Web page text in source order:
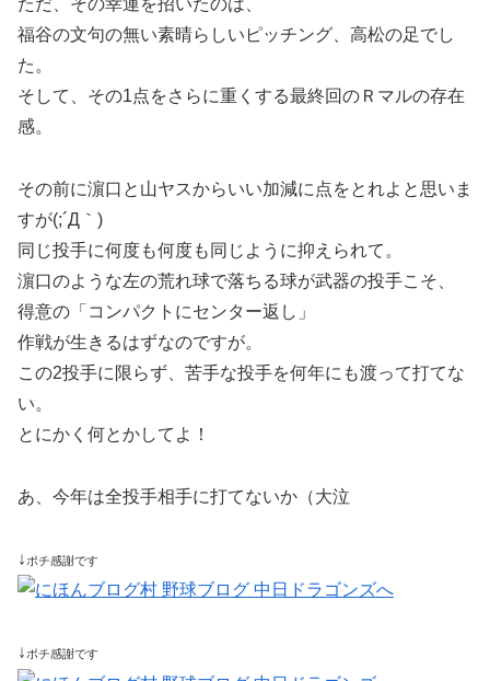
ただ、その幸運を招いたのは、
福谷の文句の無い素晴らしいピッチング、高松の足でし
た。
そして、その1点をさらに重くする最終回のＲマルの存在
感。
その前に濵口と山ヤスからいい加減に点をとれよと思いま
すが(;´Д｀)
同じ投手に何度も何度も同じように抑えられて。
濵口のような左の荒れ球で落ちる球が武器の投手こそ、
得意の「コンパクトにセンター返し」
作戦が生きるはずなのですが。
この2投手に限らず、苦手な投手を何年にも渡って打てな
い。
とにかく何とかしてよ！
あ、今年は全投手相手に打てないか（大泣
↓ ポチ感謝です
↓ ポチ感謝です